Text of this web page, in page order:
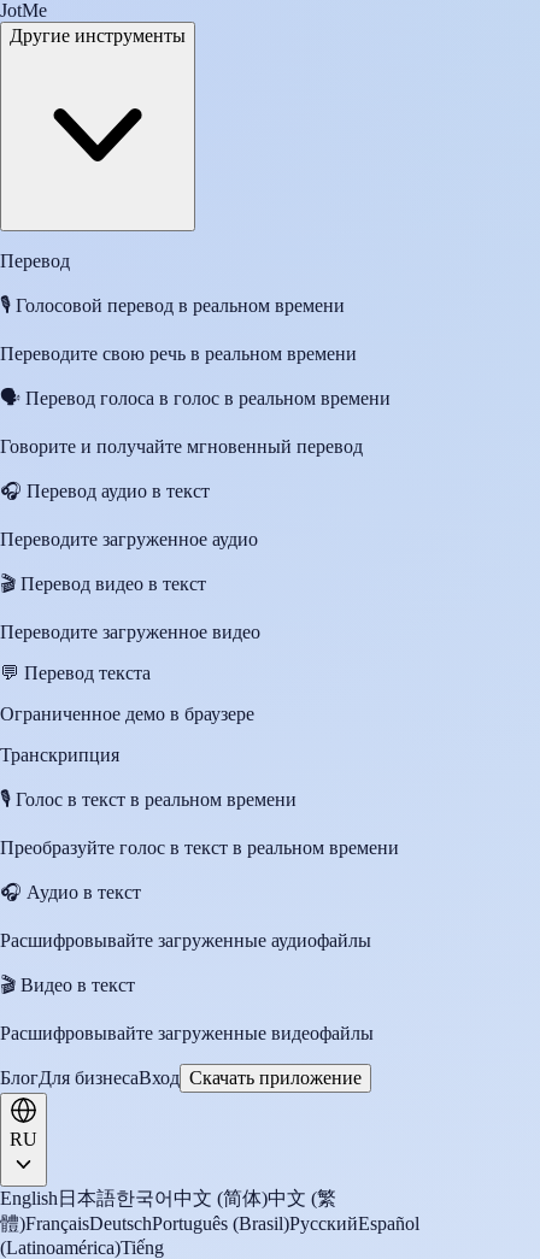
JotMe
Другие инструменты
Перевод
🎙️ Голосовой перевод в реальном времени
Переводите свою речь в реальном времени
🗣️ Перевод голоса в голос в реальном времени
Говорите и получайте мгновенный перевод
🎧 Перевод аудио в текст
Переводите загруженное аудио
🎬 Перевод видео в текст
Переводите загруженное видео
💬 Перевод текста
Ограниченное демо в браузере
Транскрипция
🎙️ Голос в текст в реальном времени
Преобразуйте голос в текст в реальном времени
🎧 Аудио в текст
Расшифровывайте загруженные аудиофайлы
🎬 Видео в текст
Расшифровывайте загруженные видеофайлы
БлогДля бизнесаВход Скачать приложение
RU
English 日本語한국어中文 (简体)中文 (繁
體)FrançaisDeutschPortuguês (Brasil)РусскийEspañol
(Latinoamérica)Tiếng